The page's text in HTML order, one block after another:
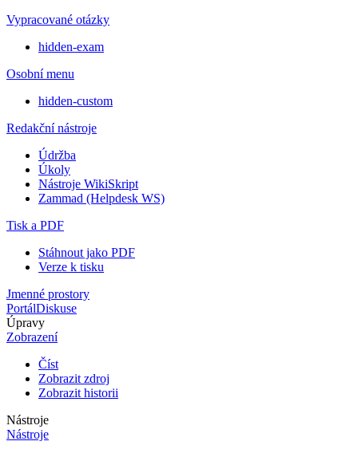
Vypracované otázky
hidden-exam
Osobní menu
hidden-custom
Redakční nástroje
Údržba
Úkoly
Nástroje WikiSkript
Zammad (Helpdesk WS)
Tisk a PDF
Stáhnout jako PDF
Verze k tisku
Jmenné prostory
PortálDiskuse
Úpravy
Zobrazení
Číst
Zobrazit zdroj
Zobrazit historii
Nástroje
Nástroje